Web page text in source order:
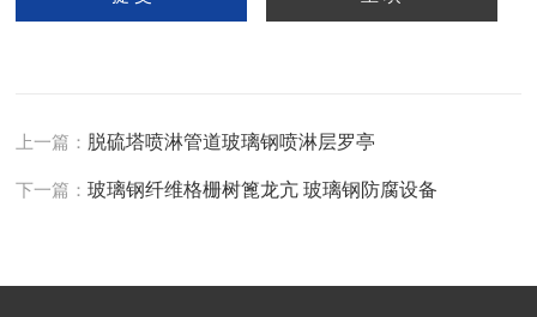
上一篇： 脱硫塔喷淋管道玻璃钢喷淋层罗亭
下一篇：玻璃钢纤维格栅树篦龙亢 玻璃钢防腐设备